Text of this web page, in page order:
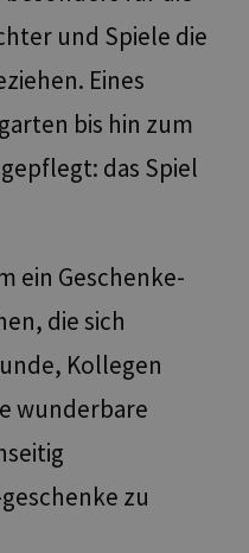
und Spiele die
Eines
bis hin zum
das Spiel
ein Geschenke-
die sich
Kollegen
wunderbare
zu